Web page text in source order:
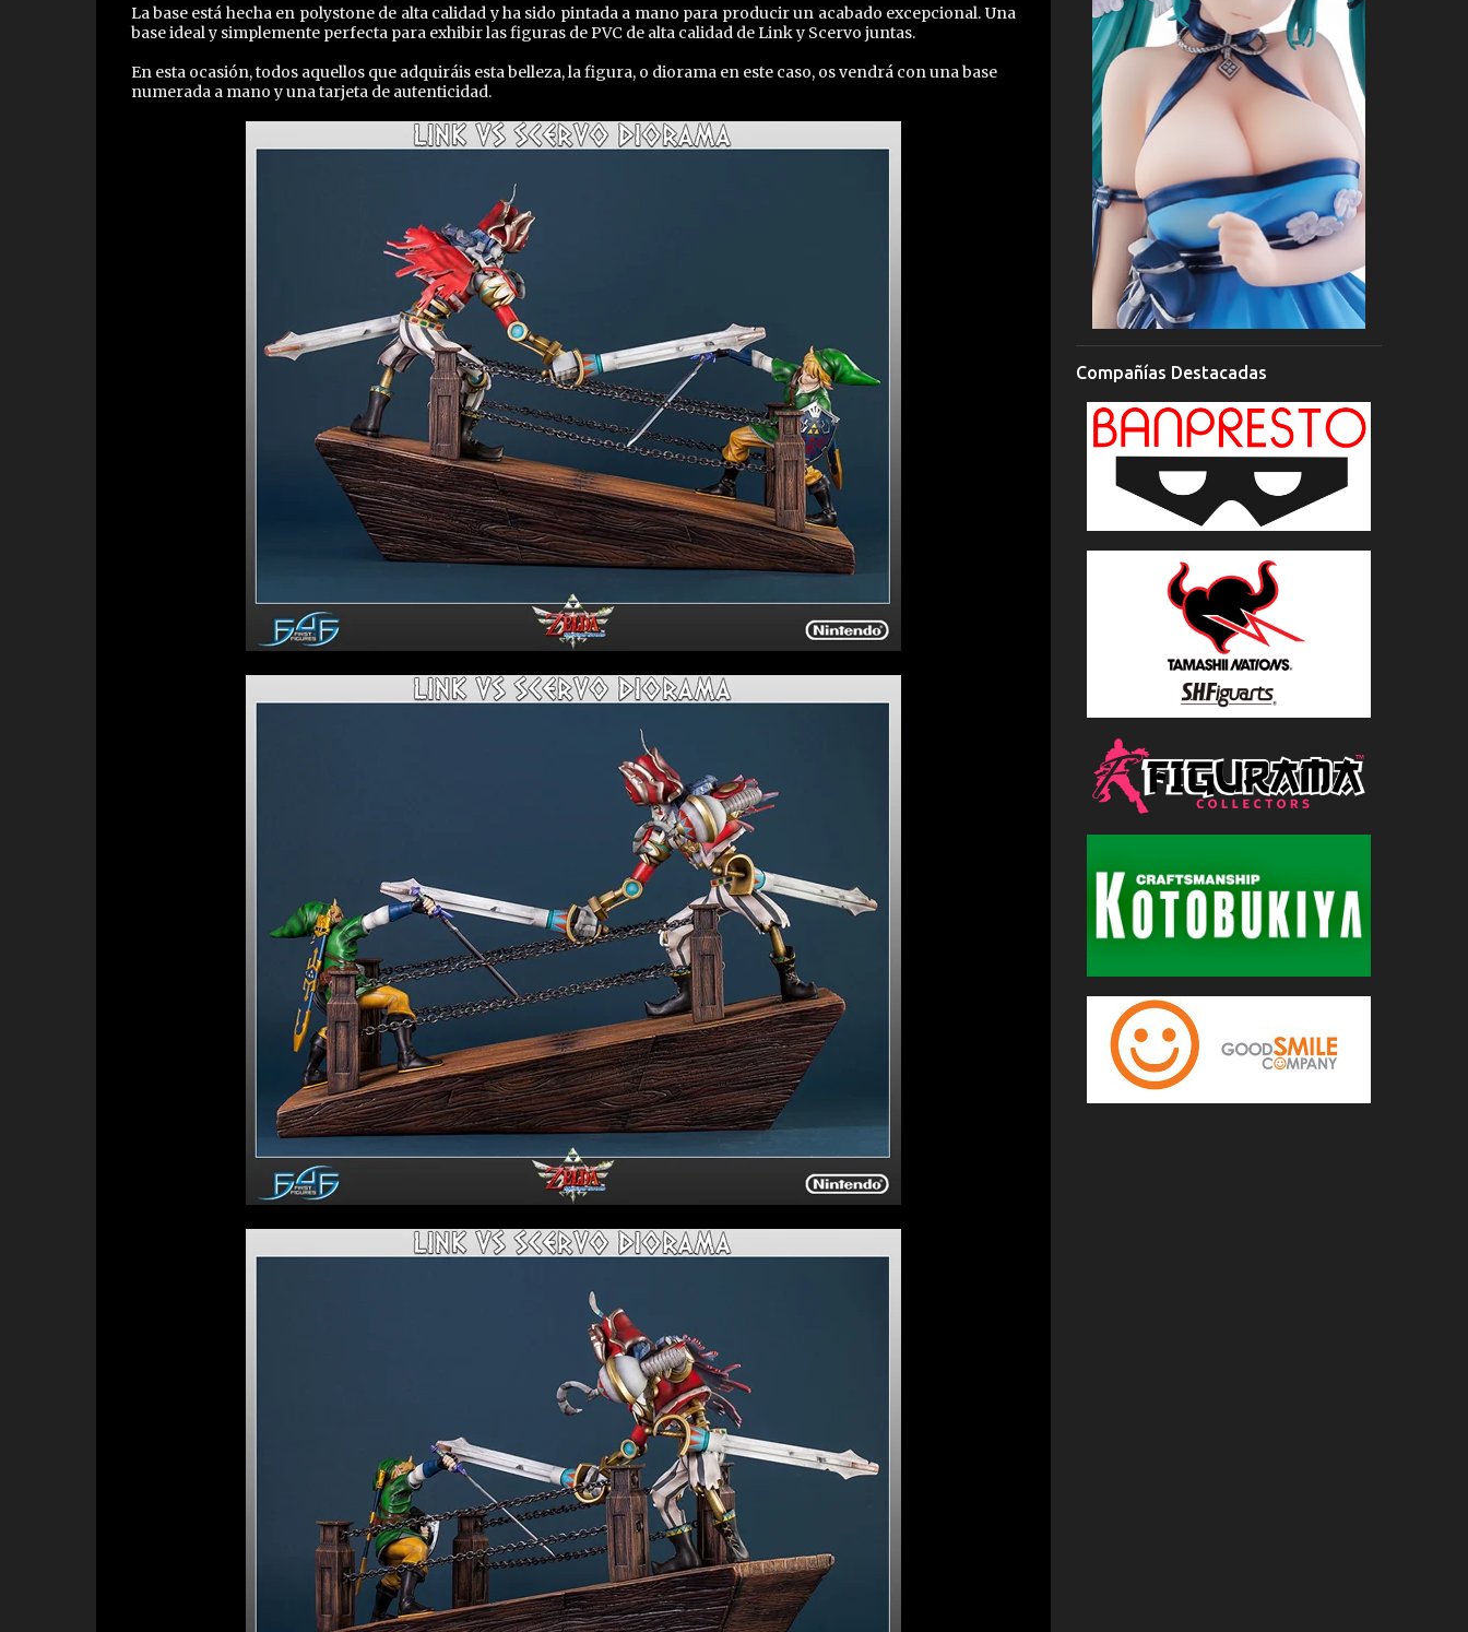
La base está hecha en polystone de alta calidad y ha sido pintada a mano para producir un acabado excepcional. Una
base ideal y simplemente perfecta para exhibir las figuras de PVC de alta calidad de Link y Scervo juntas.
En esta ocasión, todos aquellos que adquiráis esta belleza, la figura, o diorama en este caso, os vendrá con una base
numerada a mano y una tarjeta de autenticidad.
Compañías Destacadas